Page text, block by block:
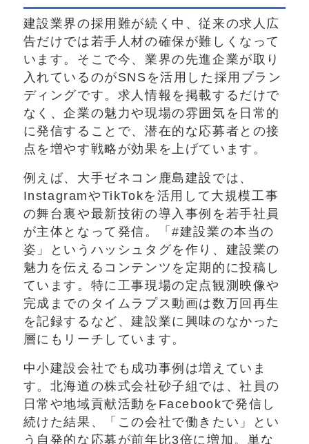
建設業界の採用難が続く中、従来の求人広
告だけでは若手人材の確保が難しくなって
います。そこで今、業界の先進企業が取り
入れているのがSNSを活用した採用ブラン
ディングです。求人情報を掲載するだけで
なく、企業の魅力や現場の雰囲気を日常的
に発信することで、潜在的な応募者との接
点を増やす戦略が効果を上げています。
例えば、大手ゼネコン鹿島建設では、
InstagramやTikTokを活用して大規模工事
の舞台裏や最新技術の導入事例を若手社員
が主体となって発信。「#建設業の本当の
姿」というハッシュタグを作り、建設業の
魅力を伝えるコンテンツを定期的に投稿し
ています。特に工事現場の定点観測映像や
完成までのタイムラプス動画は数万回再生
を記録するなど、建設業に興味のなかった
層にもリーチしています。
中小建設会社でも成功事例は増えていま
す。北海道の株式会社砂子組では、社員の
日常や地域貢献活動をFacebookで発信し
続けた結果、「この会社で働きたい」とい
う自発的な応募が前年比3倍に増加。単な